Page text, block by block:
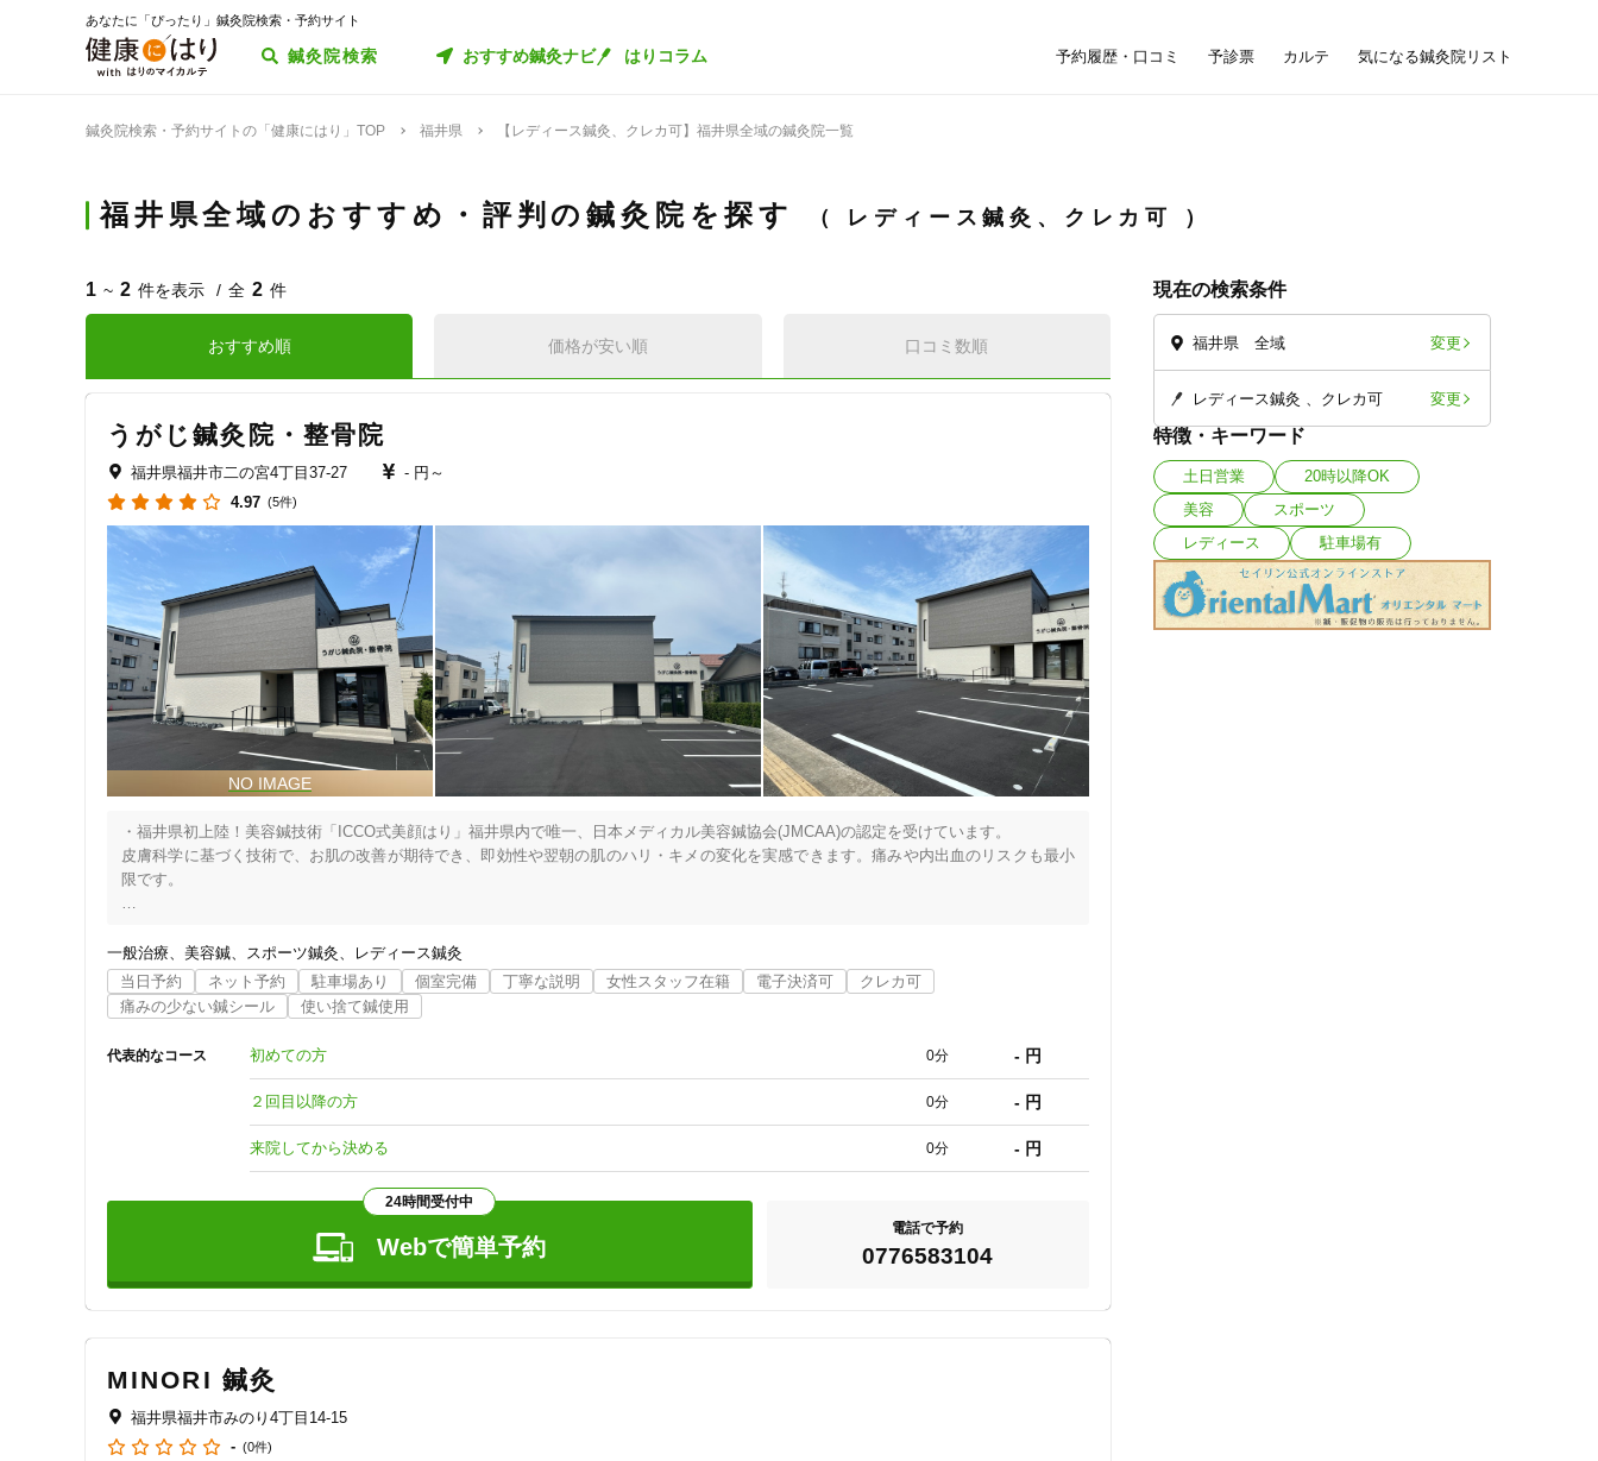
あなたに「ぴったり」鍼灸院検索・予約サイト
鍼灸院検索 おすすめ鍼灸ナビ はりコラム 予約履歴・口コミ 予診票 カルテ 気になる鍼灸院リスト
鍼灸院検索・予約サイトの「健康にはり」TOP 福井県 【レディース鍼灸、クレカ可】福井県全域の鍼灸院一覧
福井県全域のおすすめ・評判の鍼灸院を探す レディース鍼灸、クレカ可
現在の検索条件
福井県 全域 変更
レディース鍼灸 クレカ可 変更
特徴・キーワード
土日営業
20時以降OK
美容
スポーツ
レディース
駐車場有
1 ~ 2 件を表示 全 2 件
おすすめ順 価格が安い順 口コミ数順
うがじ鍼灸院・整骨院
福井県福井市二の宮4丁目37-27
- 円～
4.97 (5件)
・福井県初上陸！美容鍼技術「ICCO式美顔はり」福井県内で唯一、日本メディカル美容鍼協会(JMCAA)の認定を受けています。
皮膚科学に基づく技術で、お肌の改善が期待でき、即効性や翌朝の肌のハリ・キメの変化を実感できます。痛みや内出血のリスクも最小
限です。
福井県初導入の最新機器を複数完備。
有名プロ選手やオリンピック選手も使用する機器で、肩こり・筋疲労・痛みの緩和に強力な効果を発揮します。
・丁寧なオーダーメイド施術＆安心のプライベート空間
国家資格(柔道整復師・鍼灸師)を持つ施術者が、一人ひとりの状態を丁寧に確認し、原因を見極めたうえで最適な施術を行います。
施術はすべて半個室で実施し、プライバシーにも配慮した空間で落ち着いて施術を受けていただけます。
※予約が埋まっていても、保険施術や鍼灸治療のみをご希望の場合はお電話ください。
施術内容によっては、時間を調整しご案内できることがあります。
一般治療 美容鍼 スポーツ鍼灸
レディース鍼灸
当日予約
ネット予約 駐車場あり 個室完備 丁寧な説明 女性スタッフ在籍 電子決済可
クレカ可
痛みの少ない鍼シール
使い捨て鍼使用
代表的なコース 初めての方 0分 - 円
２回目以降の方 0分 - 円
来院してから決める 0分 - 円
24時間受付中
Webで簡単予約
電話で予約
0776583104
MINORI 鍼灸
福井県福井市みのり4丁目14-15
- (0件)